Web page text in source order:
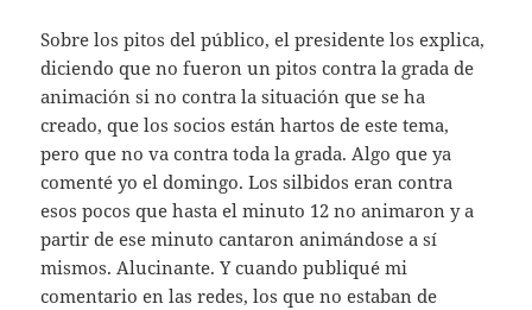
Sobre los pitos del público, el presidente los explica,
diciendo que no fueron un pitos contra la grada de
animación si no contra la situación que se ha
creado, que los socios están hartos de este tema,
pero que no va contra toda la grada. Algo que ya
comenté yo el domingo. Los silbidos eran contra
esos pocos que hasta el minuto 12 no animaron y a
partir de ese minuto cantaron animándose a sí
mismos. Alucinante. Y cuando publiqué mi
comentario en las redes, los que no estaban de